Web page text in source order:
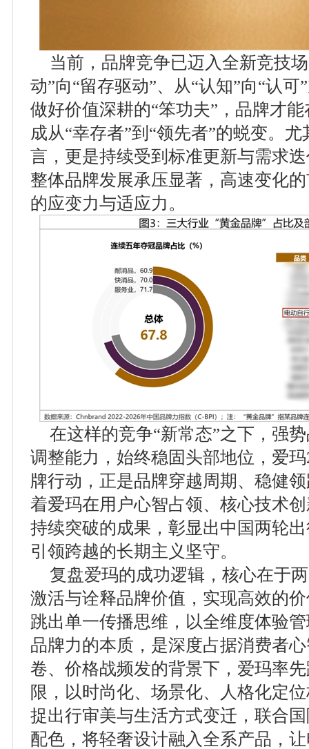
当前，品牌竞争已迈入全新竞技
动”向“留存驱动”、从“认知”向“认
做好价值深耕的“笨功夫”，品牌才
成从“幸存者”到“领先者”的蜕变。
言，更是持续受到标准更新与需求
整体品牌发展承压显著，高速变化
的应变力与适应力。
在这样的竞争“新常态”之下，强
调整能力，始终稳固头部地位，爱
牌行动，正是品牌穿越周期、稳健
着爱玛在用户心智占领、核心技术
持续突破的成果，彰显出中国两轮
引领跨越的长期主义坚守。
复盘爱玛的成功逻辑，核心在于
激活与诠释品牌价值，实现高效的
跳出单一传播思维，以全维度体验
品牌力的本质，是深度占据消费者
卷、价格战频发的背景下，爱玛率
限，以时尚化、场景化、人格化定
捉出行审美与生活方式变迁，联合
配色，将轻奢设计融入全系产品，